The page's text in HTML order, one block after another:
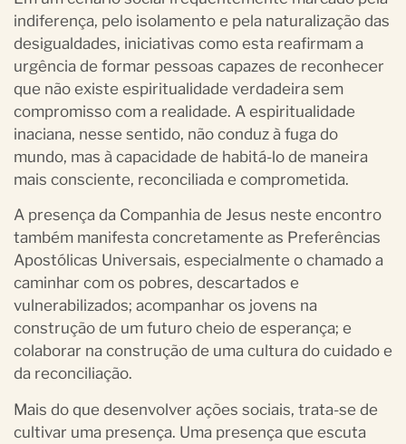
indiferença, pelo isolamento e pela naturalização das
desigualdades, iniciativas como esta reafirmam a
urgência de formar pessoas capazes de reconhecer
que não existe espiritualidade verdadeira sem
compromisso com a realidade. A espiritualidade
inaciana, nesse sentido, não conduz à fuga do
mundo, mas à capacidade de habitá-lo de maneira
mais consciente, reconciliada e comprometida.
A presença da Companhia de Jesus neste encontro
também manifesta concretamente as Preferências
Apostólicas Universais, especialmente o chamado a
caminhar com os pobres, descartados e
vulnerabilizados; acompanhar os jovens na
construção de um futuro cheio de esperança; e
colaborar na construção de uma cultura do cuidado e
da reconciliação.
Mais do que desenvolver ações sociais, trata-se de
cultivar uma presença. Uma presença que escuta